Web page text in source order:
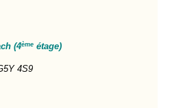
(4ème étage)
4S9